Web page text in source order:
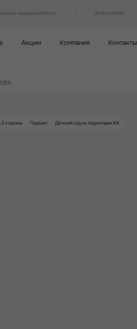
недвижимость Агентствам
Акции Компания Контакты
2 стороны Паркинг Детский сад на территории ЖК